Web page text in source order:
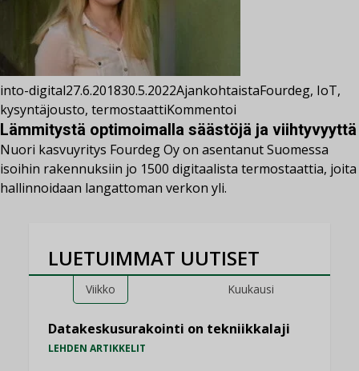
into-digital27.6.201830.5.2022AjankohtaistaFourdeg, IoT,
kysyntäjousto, termostaattiKommentoi
Lämmitystä optimoimalla säästöjä ja viihtyvyyttä
Nuori kasvuyritys Fourdeg Oy on asentanut Suomessa
isoihin rakennuksiin jo 1500 digitaalista termostaattia, joita
hallinnoidaan langattoman verkon yli.
LUETUIMMAT UUTISET
Viikko Kuukausi
Datakeskusurakointi on tekniikkalaji
LEHDEN ARTIKKELIT